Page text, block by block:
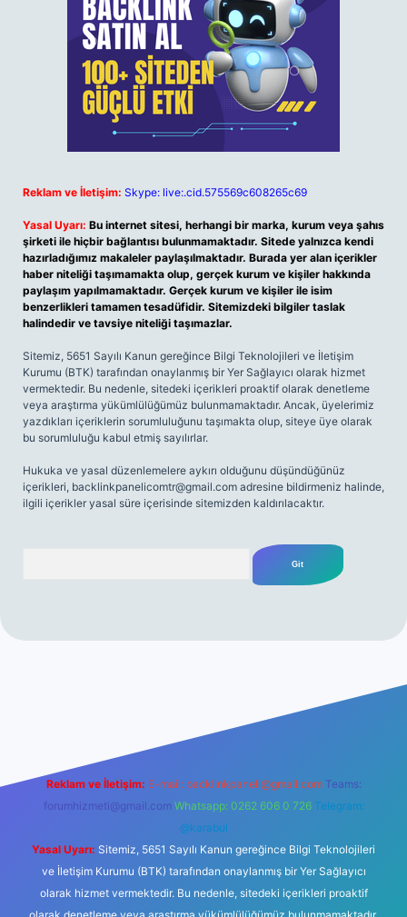
Reklam ve İletişim: Skype: live:.cid.575569c608265c69
Yasal Uyarı: Bu internet sitesi, herhangi bir marka, kurum veya şahıs
şirketi ile hiçbir bağlantısı bulunmamaktadır. Sitede yalnızca kendi
hazırladığımız makaleler paylaşılmaktadır. Burada yer alan içerikler
haber niteliği taşımamakta olup, gerçek kurum ve kişiler hakkında
paylaşım yapılmamaktadır. Gerçek kurum ve kişiler ile isim
benzerlikleri tamamen tesadüfidir. Sitemizdeki bilgiler taslak
halindedir ve tavsiye niteliği taşımazlar.
Sitemiz, 5651 Sayılı Kanun gereğince Bilgi Teknolojileri ve İletişim
Kurumu (BTK) tarafından onaylanmış bir Yer Sağlayıcı olarak hizmet
vermektedir. Bu nedenle, sitedeki içerikleri proaktif olarak denetleme
veya araştırma yükümlülüğümüz bulunmamaktadır. Ancak, üyelerimiz
yazdıkları içeriklerin sorumluluğunu taşımakta olup, siteye üye olarak
bu sorumluluğu kabul etmiş sayılırlar.
Hukuka ve yasal düzenlemelere aykırı olduğunu düşündüğünüz
içerikleri, backlinkpanelicomtr@gmail.com adresine bildirmeniz halinde,
ilgili içerikler yasal süre içerisinde sitemizden kaldırılacaktır.
Reklam ve İletişim: E-mail: backlinkpaneli@gmail.com Teams:
forumhizmeti@gmail.com Whatsapp: 0262 606 0 726 Telegram:
@karabul
Yasal Uyarı: Sitemiz, 5651 Sayılı Kanun gereğince Bilgi Teknolojileri
ve İletişim Kurumu (BTK) tarafından onaylanmış bir Yer Sağlayıcı
olarak hizmet vermektedir. Bu nedenle, sitedeki içerikleri proaktif